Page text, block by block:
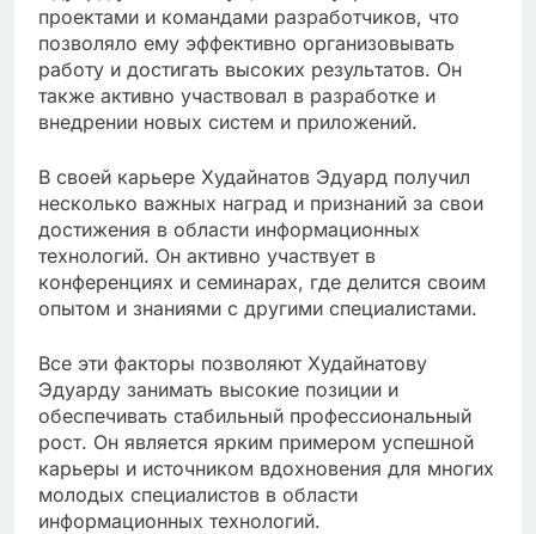
проектами и командами разработчиков, что
позволяло ему эффективно организовывать
работу и достигать высоких результатов. Он
также активно участвовал в разработке и
внедрении новых систем и приложений.
В своей карьере Худайнатов Эдуард получил
несколько важных наград и признаний за свои
достижения в области информационных
технологий. Он активно участвует в
конференциях и семинарах, где делится своим
опытом и знаниями с другими специалистами.
Все эти факторы позволяют Худайнатову
Эдуарду занимать высокие позиции и
обеспечивать стабильный профессиональный
рост. Он является ярким примером успешной
карьеры и источником вдохновения для многих
молодых специалистов в области
информационных технологий.